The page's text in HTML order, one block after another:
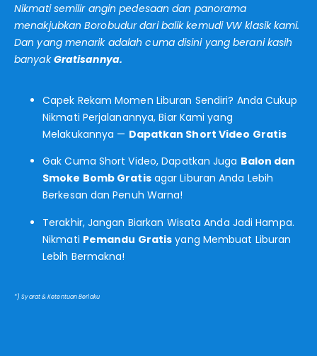
Nikmati semilir angin pedesaan dan panorama
menakjubkan Borobudur dari balik kemudi VW klasik kami.
Dan yang menarik adalah cuma disini yang berani kasih
banyakGratisannya.
Capek Rekam Momen Liburan Sendiri? Anda Cukup
Nikmati Perjalanannya, Biar Kami yang
Melakukannya — Dapatkan Short Video Gratis
Gak Cuma Short Video, Dapatkan Juga Balon dan
Smoke Bomb Gratisagar Liburan Anda Lebih
Berkesan dan Penuh Warna!
Terakhir, Jangan Biarkan Wisata Anda Jadi Hampa.
Nikmati Pemandu Gratis yang Membuat Liburan
Lebih Bermakna!
*) Syarat & Ketentuan Berlaku